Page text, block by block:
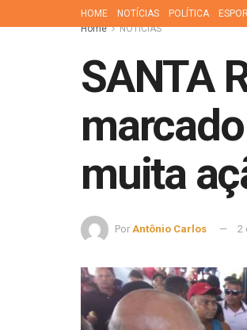
HOME NOTÍCIAS POLÍTICA
Home
NOTÍCIAS
SANTA
muita
Por Antônio Carlos 2